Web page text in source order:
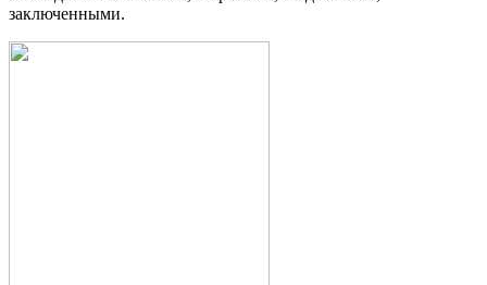
заключенными.